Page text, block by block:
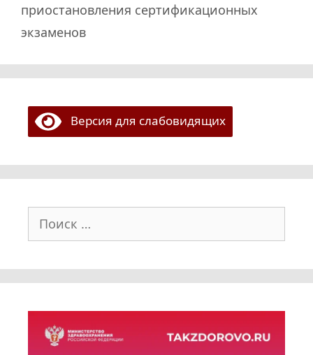
приостановления сертификационных
экзаменов
Версия для слабовидящих